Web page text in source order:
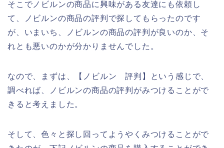
そこでノビルンの商品に興味がある友達にも依頼し
て、ノビルンの商品の評判で探してもらったのです
が、いまいち、ノビルンの商品の評判が良いのか、そ
れとも悪いのかが分かりませんでした。
なので、まずは、【ノビルン 評判】という感じで、
調べれば、ノビルンの商品の評判がみつけることがで
きると考えました。
そして、色々と探し回ってようやくみつけることがで